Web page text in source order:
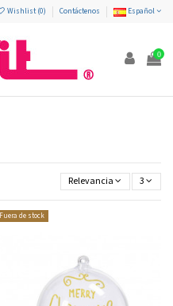
Wishlist (0) Contáctenos Español
0
Relevancia 3
Fuera de stock